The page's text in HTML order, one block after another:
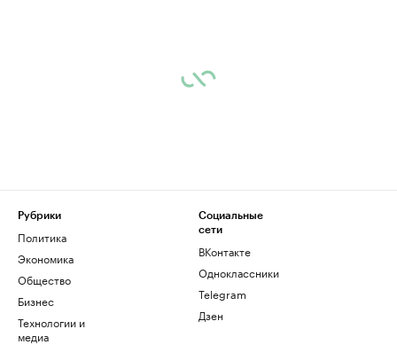
Рубрики
Политика
Экономика
Общество
Бизнес
Технологии и
медиа
Социальные
сети
ВКонтакте
Одноклассники
Telegram
Дзен